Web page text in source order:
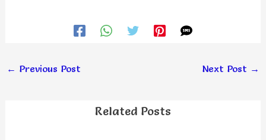
← Previous Post Next Post →
Related Posts